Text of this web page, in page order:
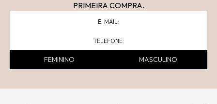
PRIMEIRA COMPRA.
FEMININO MASCULINO